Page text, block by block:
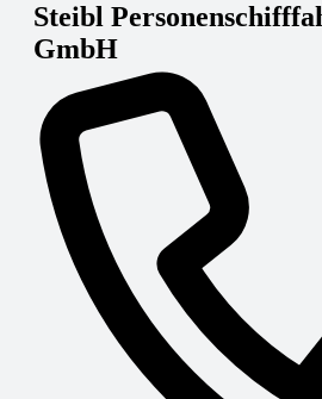
Steibl
GmbH